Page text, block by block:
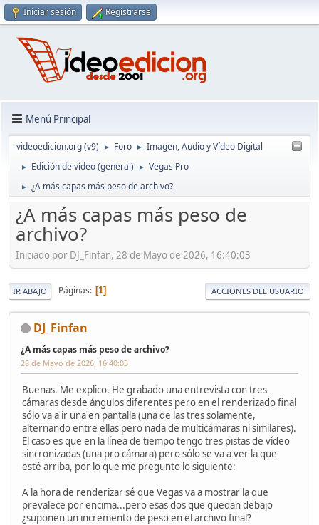
Iniciar sesión Registrarse
Menú Principal
videoedicion.org (v9) ► Foro ► Imagen, Audio y Vídeo Digital
► Edición de vídeo (general) ► Vegas Pro
► ¿A más capas más peso de archivo?
¿A más capas más peso de
archivo?
Iniciado por DJ_Finfan, 28 de Mayo de 2026, 16:40:03
IR ABAJO Páginas 1 ACCIONES DEL USUARIO
DJ_Finfan
¿A más capas más peso de archivo?
28 de Mayo de 2026, 16:40:03
Buenas. Me explico. He grabado una entrevista con tres
cámaras desde ángulos diferentes pero en el renderizado final
sólo va a ir una en pantalla (una de las tres solamente,
alternando entre ellas pero nada de multicámaras ni similares).
El caso es que en la línea de tiempo tengo tres pistas de vídeo
sincronizadas (una pro cámara) pero sólo se va a ver la que
esté arriba, por lo que me pregunto lo siguiente:
A la hora de renderizar sé que Vegas va a mostrar la que
prevalece por encima...pero esas dos que quedan debajo
¿suponen un incremento de peso en el archivo final?